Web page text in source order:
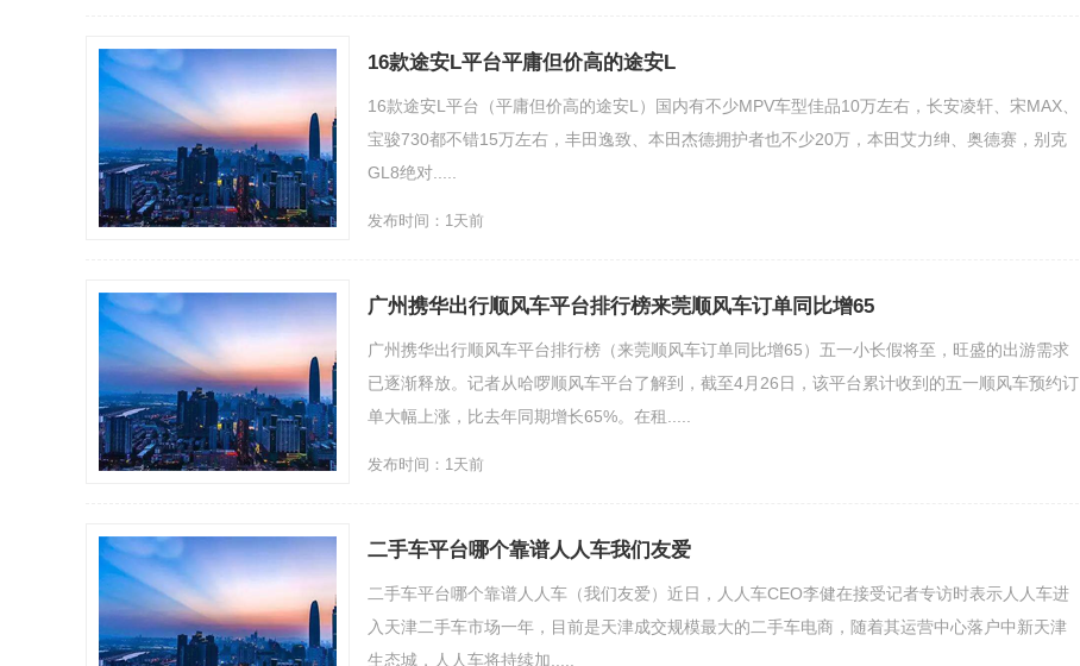
16款途安L平台平庸但价高的途安L
16款途安L平台（平庸但价高的途安L）国内有不少MPV车型佳品10万左右，长安凌轩、宋MAX、
宝骏730都不错15万左右，丰田逸致、本田杰德拥护者也不少20万，本田艾力绅、奥德赛，别克
GL8绝对.....
发布时间：1天前
广州携华出行顺风车平台排行榜来莞顺风车订单同比增65
广州携华出行顺风车平台排行榜（来莞顺风车订单同比增65）五一小长假将至，旺盛的出游需求
已逐渐释放。记者从哈啰顺风车平台了解到，截至4月26日，该平台累计收到的五一顺风车预约订
单大幅上涨，比去年同期增长65%。在租.....
发布时间：1天前
二手车平台哪个靠谱人人车我们友爱
二手车平台哪个靠谱人人车（我们友爱）近日，人人车CEO李健在接受记者专访时表示人人车进
入天津二手车市场一年，目前是天津成交规模最大的二手车电商，随着其运营中心落户中新天津
生态城，人人车将持续加.....